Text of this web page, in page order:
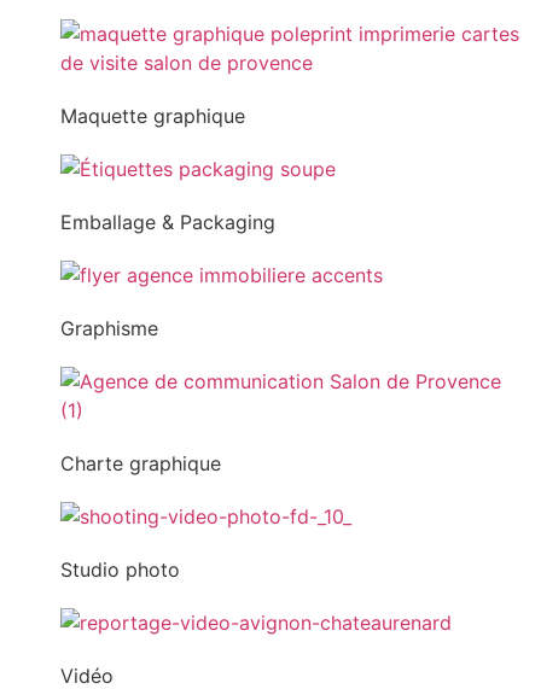
Maquette graphique
Emballage & Packaging
Graphisme
Charte graphique
Studio photo
Vidéo